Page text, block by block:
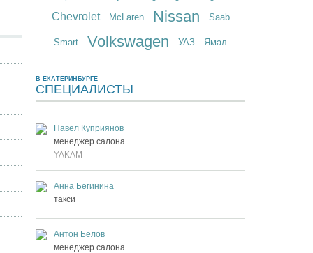
Chevrolet McLaren Nissan Saab
Smart Volkswagen УАЗ Ямал
В ЕКАТЕРИНБУРГЕ
СПЕЦИАЛИСТЫ
Павел Куприянов
менеджер салона
YAKAM
Анна Бегинина
такси
Антон Белов
менеджер салона